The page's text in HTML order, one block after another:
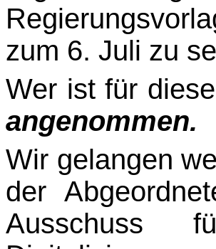
zum 6. Juli zu
Wer ist für
angenommen.
Wir gelangen
der
Ausschuss